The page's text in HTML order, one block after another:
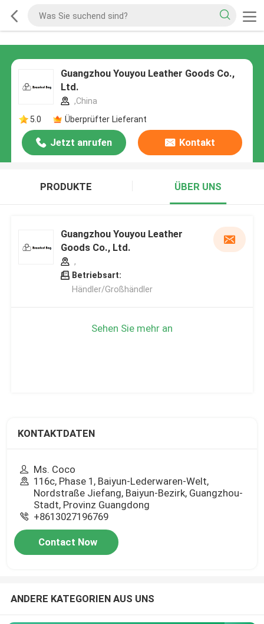
Guangzhou Youyou Leather Goods Co.,
Ltd.
,China
5.0
Überprüfter Lieferant
Jetzt anrufen Kontakt
PRODUKTE ÜBER UNS
Guangzhou Youyou Leather
Goods Co., Ltd.
,
Betriebsart:
Händler/Großhändler
Sehen Sie mehr an
KONTAKTDATEN
Ms. Coco
116c, Phase 1, Baiyun-Lederwaren-Welt,
Nordstraße Jiefang, Baiyun-Bezirk, Guangzhou-
Stadt, Provinz Guangdong
+8613027196769
Contact Now
ANDERE KATEGORIEN AUS UNS